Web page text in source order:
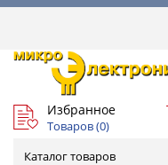
Избранное
Товаров (0)
Каталог товаров